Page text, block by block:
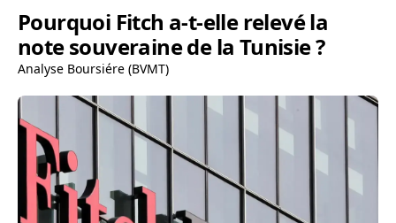
Pourquoi Fitch a-t-elle relevé la
note souveraine de la Tunisie ?
Analyse Boursiére (BVMT)